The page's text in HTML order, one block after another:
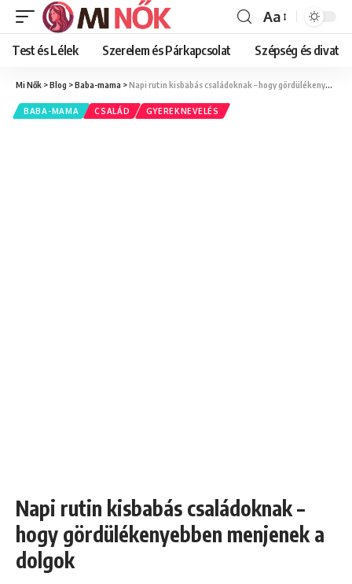
Font
Resizer
Aa
Test és Lélek Szerelem és Párkapcsolat Szépség és divat
Mi Nők >Blog >Baba-mama >Napi rutin kisbabás családoknak – hogy gördülékenyebben menjenek a dolgok
BABA-MAMA CSALÁD GYEREKNEVELÉS
Napi rutin kisbabás családoknak –
hogy gördülékenyebben menjenek a
dolgok